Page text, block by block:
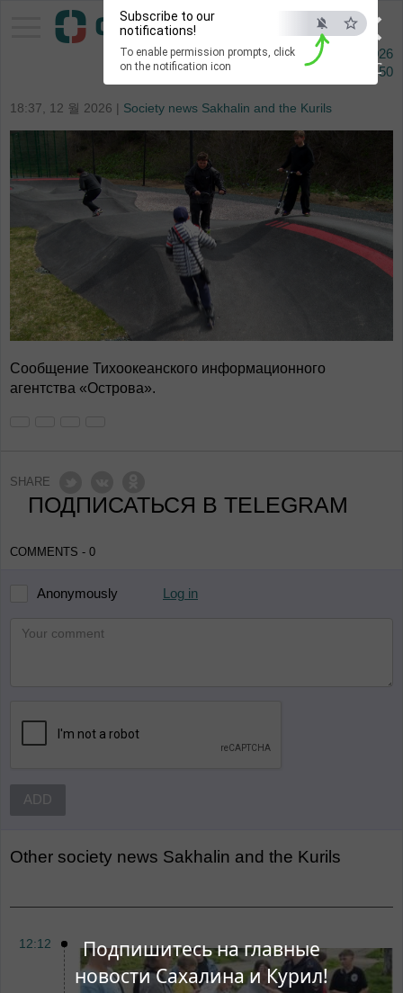
×
ESC
Подпишитесь на главные
новости Сахалина и Курил!
Subscribe to our
notifications!
To enable permission prompts, click
on the notification icon
Pacific Information Agency
10 오거스타 2026
12:50
18:37, 12 월 2026 | Society news Sakhalin and the Kurils
Сообщение Тихоокеанского информационного
агентства «Острова».
SHARE
ПОДПИСАТЬСЯ В TELEGRAM
COMMENTS - 0
Anonymously Log in
ADD
Other Society news Sakhalin and the Kurils
12:12